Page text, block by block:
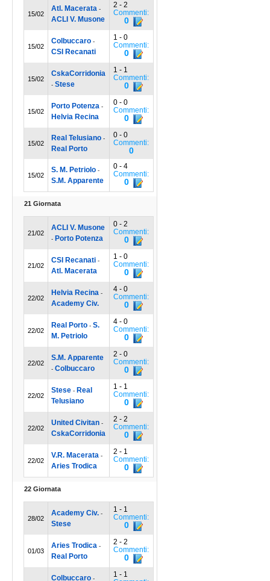
15/02
Atl. Macerata-
ACLI V. Musone
2 - 2
Commenti:
0
15/02
Colbuccaro-
CSI Recanati
1 - 0
Commenti:
0
15/02
CskaCorridonia
- Stese
1 - 1
Commenti:
0
15/02
Porto Potenza-
Helvia Recina
0 - 0
Commenti:
0
15/02
Real Telusiano-
Real Porto
0 - 0
Commenti:
0
15/02
S. M. Petriolo-
S.M. Apparente
0 - 4
Commenti:
0
21 Giornata
21/02
ACLI V. Musone
- Porto Potenza
0 - 2
Commenti:
0
21/02
CSI Recanati -
Atl. Macerata
1 - 0
Commenti:
0
22/02
Helvia Recina-
Academy Civ.
4 - 0
Commenti:
0
22/02
Real Porto- S.
M. Petriolo
4 - 0
Commenti:
0
22/02
S.M. Apparente
- Colbuccaro
2 - 0
Commenti:
0
22/02
Stese- Real
Telusiano
1 - 1
Commenti:
0
22/02
United Civitan-
CskaCorridonia
2 - 2
Commenti:
0
22/02
V.R. Macerata-
Aries Trodica
2 - 1
Commenti:
0
22 Giornata
28/02
Academy Civ.-
Stese
1 - 1
Commenti:
0
01/03
Aries Trodica-
Real Porto
2 - 2
Commenti:
0
Colbuccaro-
1 - 1